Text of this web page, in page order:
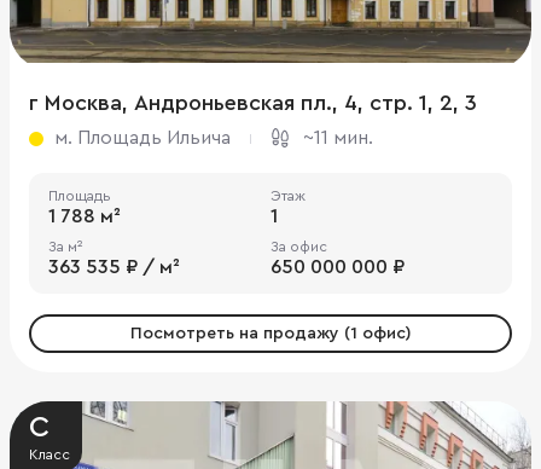
г Москва, Андроньевская пл., 4, стр. 1, 2, 3
м. Площадь Ильича ~11 мин.
Площадь
1 788 м²
Этаж
1
За м²
363 535 ₽ / м²
За офис
650 000 000 ₽
Посмотреть на продажу (1 офис)
C
Класс